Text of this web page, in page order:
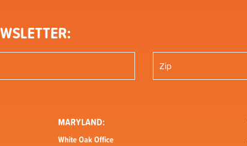
MARYLAND:
White Oak Office